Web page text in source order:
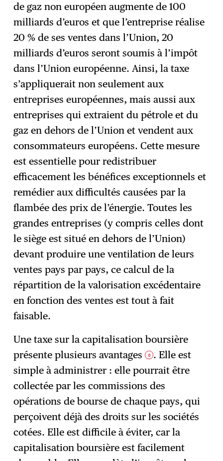
de gaz non européen augmente de 100
milliards d’euros et que l’entreprise réalise
20 % de ses ventes dans l’Union, 20
milliards d’euros seront soumis à l’impôt
dans l’Union européenne. Ainsi, la taxe
s’appliquerait non seulement aux
entreprises européennes, mais aussi aux
entreprises qui extraient du pétrole et du
gaz en dehors de l’Union et vendent aux
consommateurs européens. Cette mesure
est essentielle pour redistribuer
efficacement les bénéfices exceptionnels et
remédier aux difficultés causées par la
flambée des prix de l’énergie. Toutes les
grandes entreprises (y compris celles dont
le siège est situé en dehors de l’Union)
devant produire une ventilation de leurs
ventes pays par pays, ce calcul de la
répartition de la valorisation excédentaire
en fonction des ventes est tout à fait
faisable.
Une taxe sur la capitalisation boursière
présente plusieurs avantages 6 . Elle est
simple à administrer : elle pourrait être
collectée par les commissions des
opérations de bourse de chaque pays, qui
perçoivent déjà des droits sur les sociétés
cotées. Elle est difficile à éviter, car la
capitalisation boursière est facilement